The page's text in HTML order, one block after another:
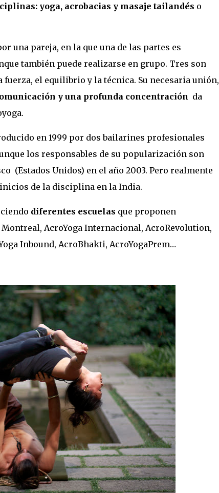
yoga, acrobacias y masaje tailandés o
una pareja, en la que una de las partes es
también puede realizarse en grupo. Tres son
el equilibrio y la técnica. Su necesaria unión,
y una profunda concentración da
en 1999 por dos bailarines profesionales
los responsables de su popularización son
(Estados Unidos) en el año 2003. Pero realmente
de la disciplina en la India.
diferentes escuelas que proponen
AcroYoga Internacional, AcroRevolution,
Inbound, AcroBhakti, AcroYogaPrem…